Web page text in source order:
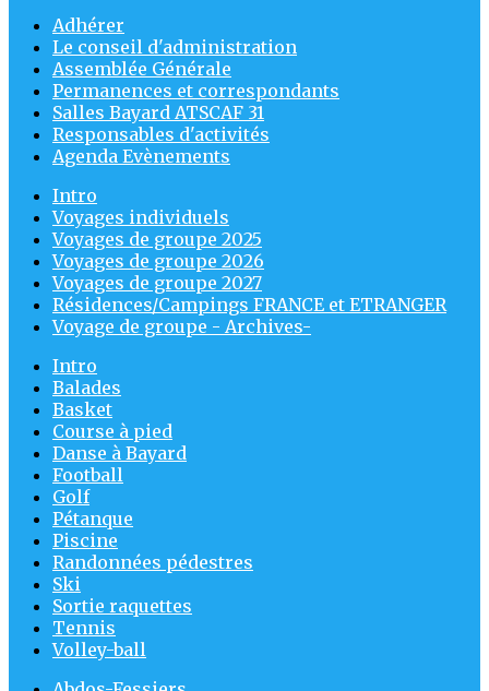
Adhérer
Le conseil d'administration
Assemblée Générale
Permanences et correspondants
Salles Bayard ATSCAF 31
Responsables d'activités
Agenda Evènements
Intro
Voyages individuels
Voyages de groupe 2025
Voyages de groupe 2026
Voyages de groupe 2027
Résidences/Campings FRANCE et ETRANGER
Voyage de groupe - Archives-
Intro
Balades
Basket
Course à pied
Danse à Bayard
Football
Golf
Pétanque
Piscine
Randonnées pédestres
Ski
Sortie raquettes
Tennis
Volley-ball